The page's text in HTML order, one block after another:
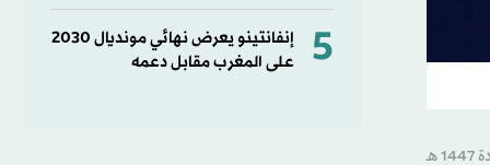
5
إنفانتينو يعرض نهائي مونديال 2030
على المغرب مقابل دعمه